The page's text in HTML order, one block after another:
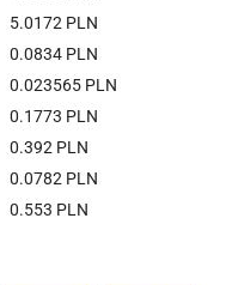
5.0172 PLN
0.0834 PLN
0.023565 PLN
0.1773 PLN
0.392 PLN
0.0782 PLN
0.553 PLN